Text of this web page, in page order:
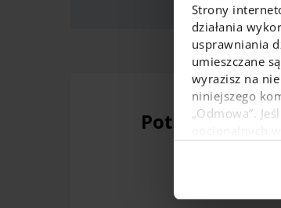
Strony
działania
usprawniania
umieszczane
wyrazisz na
niniejszego
„Odmowa”.
danych
Potrzebujesz